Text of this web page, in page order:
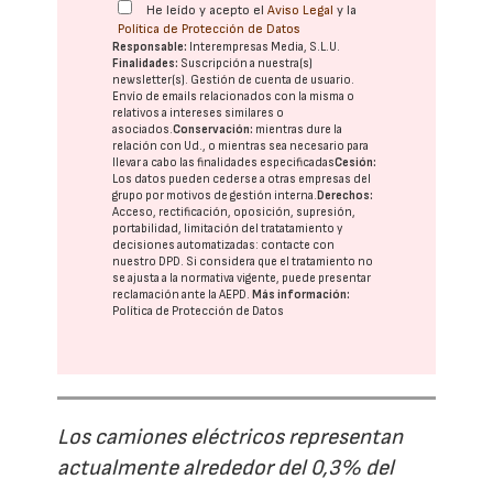
He leído y acepto elAviso Legal y la
Política de Protección de Datos
Responsable: Interempresas Media, S.L.U.
Finalidades: Suscripción a nuestra(s)
newsletter(s). Gestión de cuenta de usuario.
Envío de emails relacionados con la misma o
relativos a intereses similares o
asociados.Conservación: mientras dure la
relación con Ud., o mientras sea necesario para
llevar a cabo las finalidades especificadasCesión:
Los datos pueden cederse a otras empresas del
grupo por motivos de gestión interna.Derechos:
Acceso, rectificación, oposición, supresión,
portabilidad, limitación del tratatamiento y
decisiones automatizadas: contacte con
nuestro DPD. Si considera que el tratamiento no
se ajusta a la normativa vigente, puede presentar
reclamación ante laAEPD.Más información:
Política de Protección de Datos
Los camiones eléctricos representan
actualmente alrededor del 0,3% del